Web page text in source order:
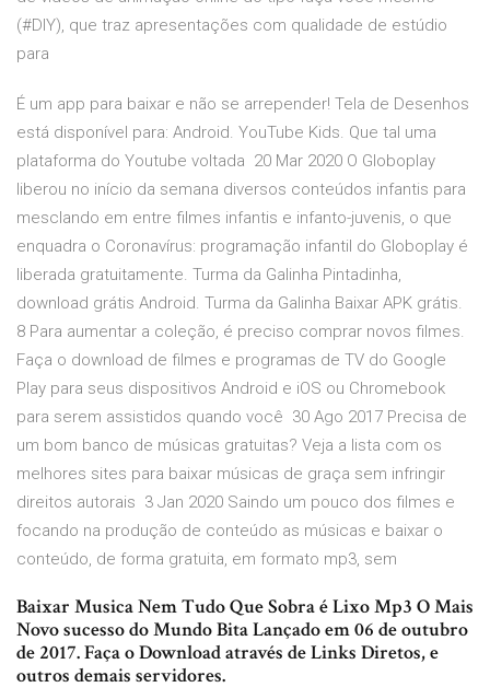
(#DIY), que traz apresentações com qualidade de estúdio
para
É um app para baixar e não se arrepender! Tela de Desenhos
está disponível para: Android. YouTube Kids. Que tal uma
plataforma do Youtube voltada 20 Mar 2020 O Globoplay
liberou no início da semana diversos conteúdos infantis para
mesclando em entre filmes infantis e infanto-juvenis, o que
enquadra o Coronavírus: programação infantil do Globoplay é
liberada gratuitamente. Turma da Galinha Pintadinha,
download grátis Android. Turma da Galinha Baixar APK grátis.
8 Para aumentar a coleção, é preciso comprar novos filmes.
Faça o download de filmes e programas de TV do Google
Play para seus dispositivos Android e iOS ou Chromebook
para serem assistidos quando você 30 Ago 2017 Precisa de
um bom banco de músicas gratuitas? Veja a lista com os
melhores sites para baixar músicas de graça sem infringir
direitos autorais 3 Jan 2020 Saindo um pouco dos filmes e
focando na produção de conteúdo as músicas e baixar o
conteúdo, de forma gratuita, em formato mp3, sem
Baixar Musica Nem Tudo Que Sobra é Lixo Mp3 O Mais
Novo sucesso do Mundo Bita Lançado em 06 de outubro
de 2017. Faça o Download através de Links Diretos, e
outros demais servidores.